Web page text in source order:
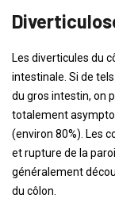
Les diverticules du
intestinale. Si de
du gros intestin, on
totalement
(environ 80%). Les
et rupture de la
généralement
du côlon.